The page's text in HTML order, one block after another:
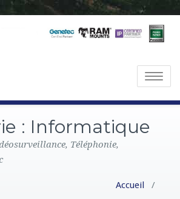
T
a
: Informatique
Téléphonie,
Accueil /